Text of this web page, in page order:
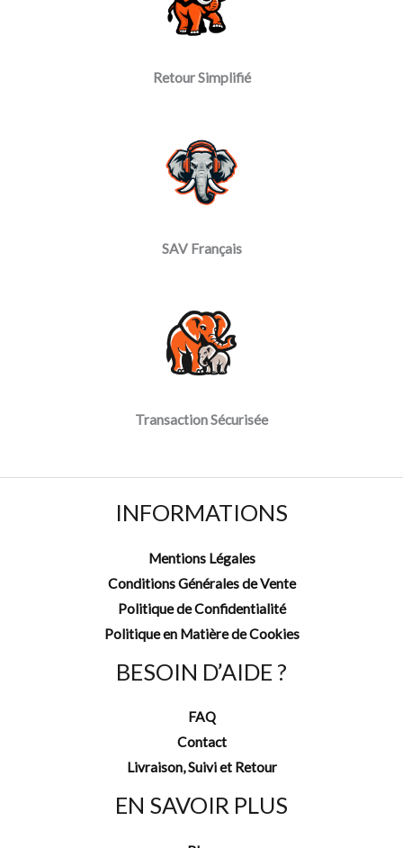
Retour Simplifié
SAV Français
Transaction Sécurisée
INFORMATIONS
Mentions Légales
Conditions Générales de Vente
Politique de Confidentialité
Politique en Matière de Cookies
BESOIN D’AIDE ?
FAQ
Contact
Livraison, Suivi et Retour
EN SAVOIR PLUS